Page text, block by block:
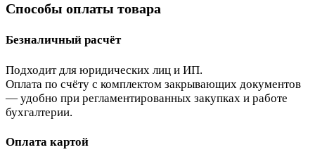
Способы оплаты товара
Безналичный расчёт
Подходит для юридических лиц и ИП.
Оплата по счёту с комплектом закрывающих документов
— удобно при регламентированных закупках и работе
бухгалтерии.
Оплата картой